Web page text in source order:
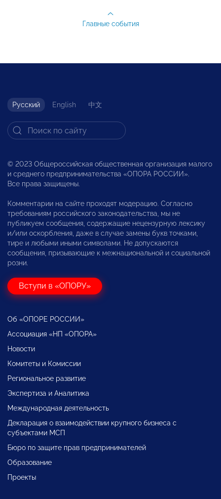
Главные события
Русский English 中文
© 2023 Общероссийская общественная организация малого
и среднего предпринимательства «ОПОРА РОССИИ».
Все права защищены.
Комментарии на сайте проходят модерацию. Согласно
требованиям российского законодательства, мы не
публикуем сообщения, содержащие нецензурную лексику
и/или оскорбления, даже в случае замены букв точками,
тире и любыми иными символами. Не допускаются
сообщения, призывающие к межнациональной и социальной
розни.
Вступи в «ОПОРУ»
Об «ОПОРЕ РОССИИ»
Ассоциация «НП «ОПОРА»
Новости
Комитеты и Комиссии
Региональное развитие
Экспертиза и Аналитика
Международная деятельность
Декларация о взаимодействии крупного бизнеса с
субъектами МСП
Бюро по защите прав предпринимателей
Образование
Проекты